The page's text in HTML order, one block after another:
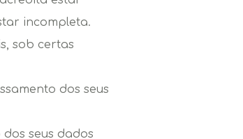
incompleta.
sob certas
dos seus
seus dados